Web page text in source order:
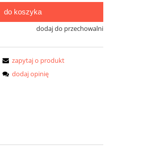
do koszyka
dodaj do przechowalni
zapytaj o produkt
dodaj opinię